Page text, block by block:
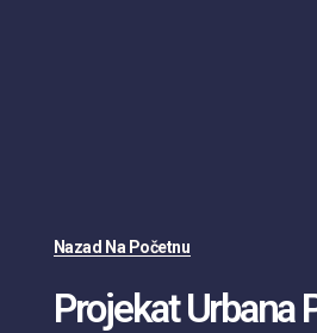
Nazad Na Početnu
Projekat Urbana